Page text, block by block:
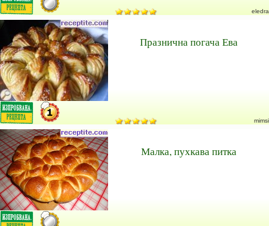
eledra
Празнична погача Ева
mimsi
Малка, пухкава питка